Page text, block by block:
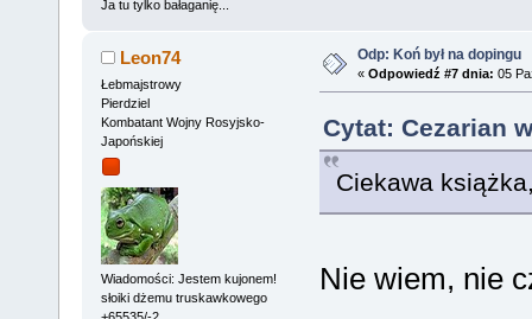
Ja tu tylko bałaganię...
Leon74
Łebmajstrowy
Pierdziel
Kombatant Wojny Rosyjsko-
Japońskiej
Wiadomości: Jestem kujonem!
słoiki dżemu truskawkowego
Odp: Koń był na dopingu
« Odpowiedź #7 dnia: 05
Cytat: Cezarian
Ciekawa
Nie wiem, nie